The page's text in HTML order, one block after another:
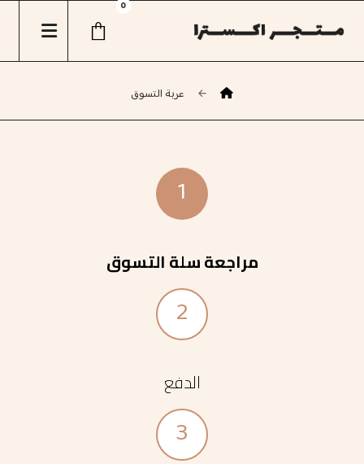
عربة التسوق
1
مراجعة سلة التسوق
2
الدفع
3